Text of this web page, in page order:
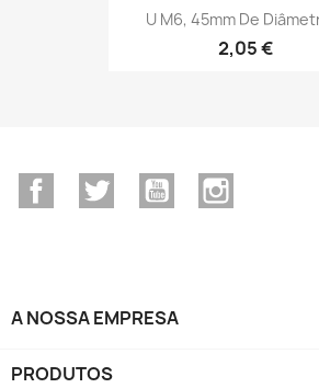
U M6, 45mm De
2,05 €
FacebookTwitter YouTube
A NOSSA EMPRESA
PRODUTOS